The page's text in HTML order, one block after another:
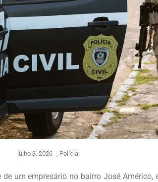
julho 3, 2026 , Policial
um empresário no bairro José Américo,